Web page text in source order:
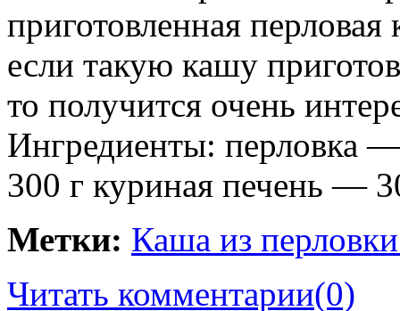
приготовленная
если такую кашу
то получится очень
Ингредиенты: перловка
300 г куриная печень —
Метки: Каша из
Читать комментарии(0)